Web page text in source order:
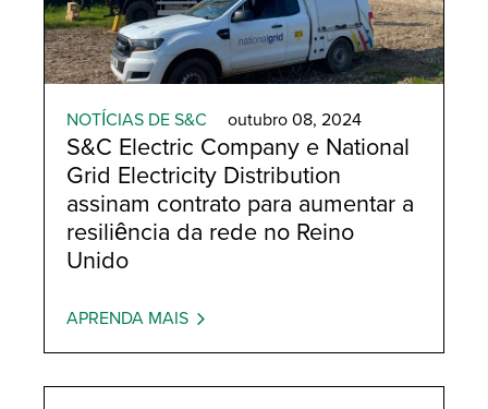
NOTÍCIAS DE S&C outubro 08, 2024
S&C Electric Company e National
Grid Electricity Distribution
assinam contrato para aumentar a
resiliência da rede no Reino
Unido
APRENDA MAIS